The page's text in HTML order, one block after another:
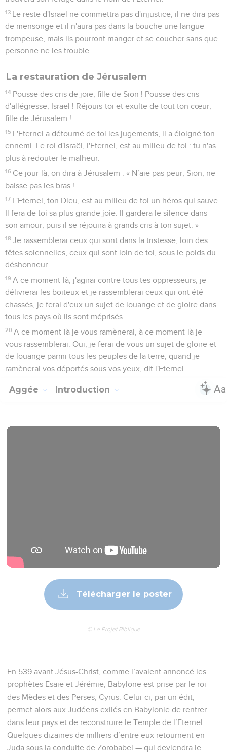
13 Le reste d'Israël ne commettra pas d'injustice, il ne dira pas
de mensonge et il n'aura pas dans la bouche une langue
trompeuse, mais ils pourront manger et se coucher sans que
personne ne les trouble.
La restauration de Jérusalem
14 Pousse des cris de joie, fille de Sion ! Pousse des cris
d'allégresse, Israël ! Réjouis-toi et exulte de tout ton cœur,
fille de Jérusalem !
15 L'Eternel a détourné de toi les jugements, il a éloigné ton
ennemi. Le roi d'Israël, l'Eternel, est au milieu de toi : tu n'as
plus à redouter le malheur.
16 Ce jour-là, on dira à Jérusalem : « N’aie pas peur, Sion, ne
baisse pas les bras !
17 L'Eternel, ton Dieu, est au milieu de toi un héros qui sauve.
Il fera de toi sa plus grande joie. Il gardera le silence dans
son amour, puis il se réjouira à grands cris à ton sujet. »
18 Je rassemblerai ceux qui sont dans la tristesse, loin des
fêtes solennelles, ceux qui sont loin de toi, sous le poids du
déshonneur.
19 A ce moment-là, j'agirai contre tous tes oppresseurs, je
délivrerai les boiteux et je rassemblerai ceux qui ont été
chassés, je ferai d'eux un sujet de louange et de gloire dans
tous les pays où ils sont méprisés.
20 A ce moment-là je vous ramènerai, à ce moment-là je
vous rassemblerai. Oui, je ferai de vous un sujet de gloire et
de louange parmi tous les peuples de la terre, quand je
ramènerai vos déportés sous vos yeux, dit l'Eternel.
Aggée Introduction
Télécharger le poster
© Le Projet Biblique
En 539 avant Jésus-Christ, comme l’avaient annoncé les
prophètes Esaïe et Jérémie, Babylone est prise par le roi
des Mèdes et des Perses, Cyrus. Celui-ci, par un édit,
permet alors aux Judéens exilés en Babylonie de rentrer
dans leur pays et de reconstruire le Temple de l’Eternel.
Quelques dizaines de milliers d’entre eux retournent en
Juda sous la conduite de Zorobabel — qui deviendra le